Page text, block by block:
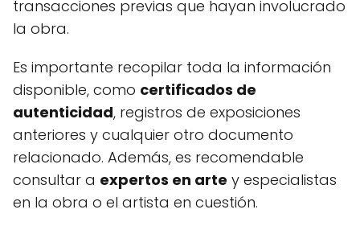
transacciones previas que hayan involucrado
la obra.
Es importante recopilar toda la información
disponible, como certificados de
autenticidad, registros de exposiciones
anteriores y cualquier otro documento
relacionado. Además, es recomendable
consultar a expertos en arte y especialistas
en la obra o el artista en cuestión.